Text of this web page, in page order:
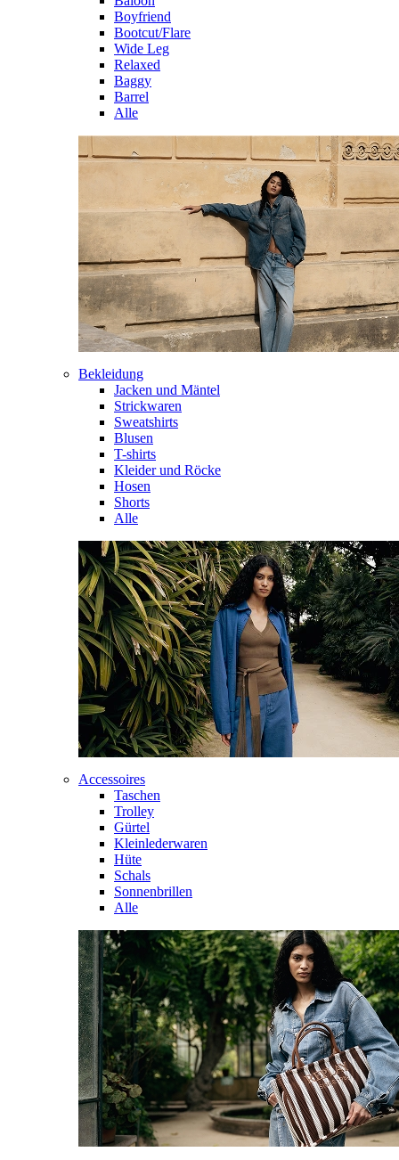
Boyfriend
Bootcut/Flare
Wide Leg
Relaxed
Baggy
Barrel
Alle
Bekleidung
Jacken und Mäntel
Strickwaren
Sweatshirts
Blusen
T-shirts
Kleider und Röcke
Hosen
Shorts
Alle
Accessoires
Taschen
Trolley
Gürtel
Kleinlederwaren
Hüte
Schals
Sonnenbrillen
Alle